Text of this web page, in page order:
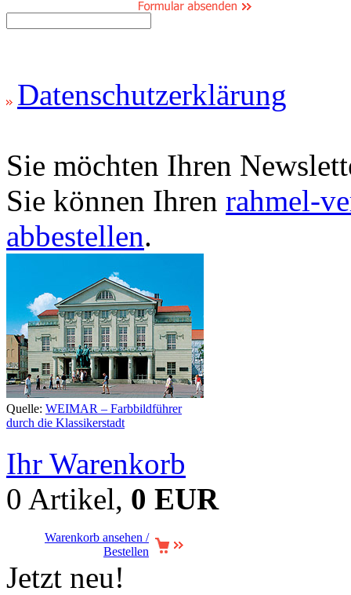
Datenschutzerklärung
Sie möchten Ihren
Sie können Ihren rahmel-
abbestellen.
Quelle: WEIMAR – Farbbildführer
durch die Klassikerstadt
Ihr Warenkorb
0 Artikel, 0 EUR
Warenkorb ansehen /
Bestellen
Jetzt neu!